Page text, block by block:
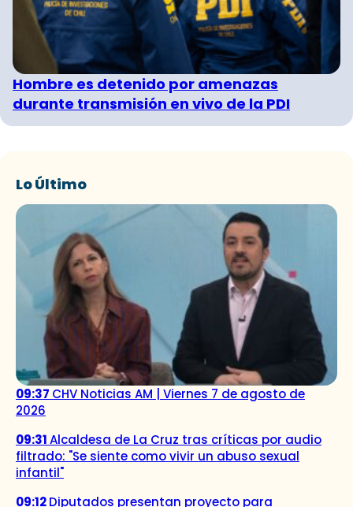
Hombre es detenido por amenazas
durante transmisión en vivo de la PDI
Lo Último
09:37 CHV Noticias AM | Viernes 7 de agosto de
2026
09:31Alcaldesa de La Cruz tras críticas por audio
filtrado: "Se siente como vivir un abuso sexual
infantil"
09:12Diputados presentan proyecto para